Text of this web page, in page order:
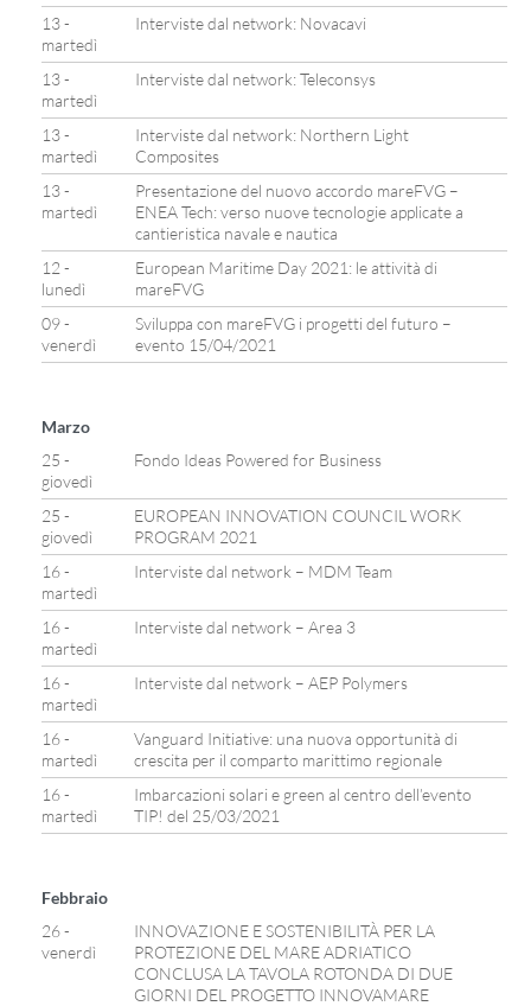
13 -
martedì
Interviste dal network: Novacavi
13 -
martedì
Interviste dal network: Teleconsys
13 -
martedì
Interviste dal network: Northern Light
Composites
13 -
martedì
Presentazione del nuovo accordo mareFVG –
ENEA Tech: verso nuove tecnologie applicate a
cantieristica navale e nautica
12 -
lunedì
European Maritime Day 2021: le attività di
mareFVG
09 -
venerdì
Sviluppa con mareFVG i progetti del futuro –
evento 15/04/2021
Marzo
25 -
giovedì
Fondo Ideas Powered for Business
25 -
giovedì
EUROPEAN INNOVATION COUNCIL WORK
PROGRAM 2021
16 -
martedì
Interviste dal network – MDM Team
16 -
martedì
Interviste dal network – Area 3
16 -
martedì
Interviste dal network – AEP Polymers
16 -
martedì
Vanguard Initiative: una nuova opportunità di
crescita per il comparto marittimo regionale
16 -
martedì
Imbarcazioni solari e green al centro dell’evento
TIP! del 25/03/2021
Febbraio
26 -
venerdì
INNOVAZIONE E SOSTENIBILITÀ PER LA
PROTEZIONE DEL MARE ADRIATICO
CONCLUSA LA TAVOLA ROTONDA DI DUE
GIORNI DEL PROGETTO INNOVAMARE